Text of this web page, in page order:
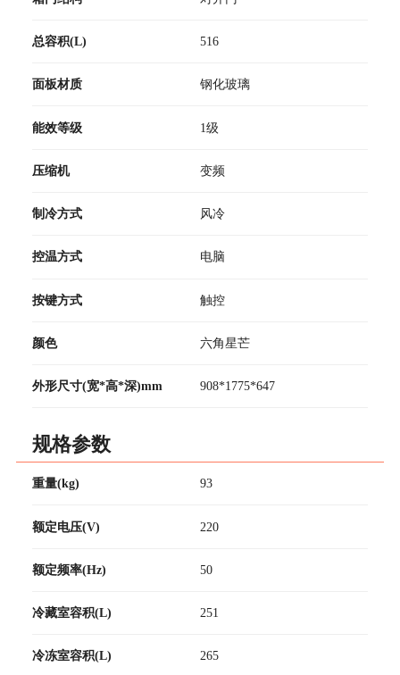
总容积(L) 516
面板材质 钢化玻璃
能效等级 1级
压缩机 变频
制冷方式 风冷
控温方式 电脑
按键方式 触控
颜色 六角星芒
外形尺寸(宽*高*深)mm 908*1775*647
规格参数
重量(kg) 93
额定电压(V) 220
额定频率(Hz) 50
冷藏室容积(L) 251
冷冻室容积(L) 265